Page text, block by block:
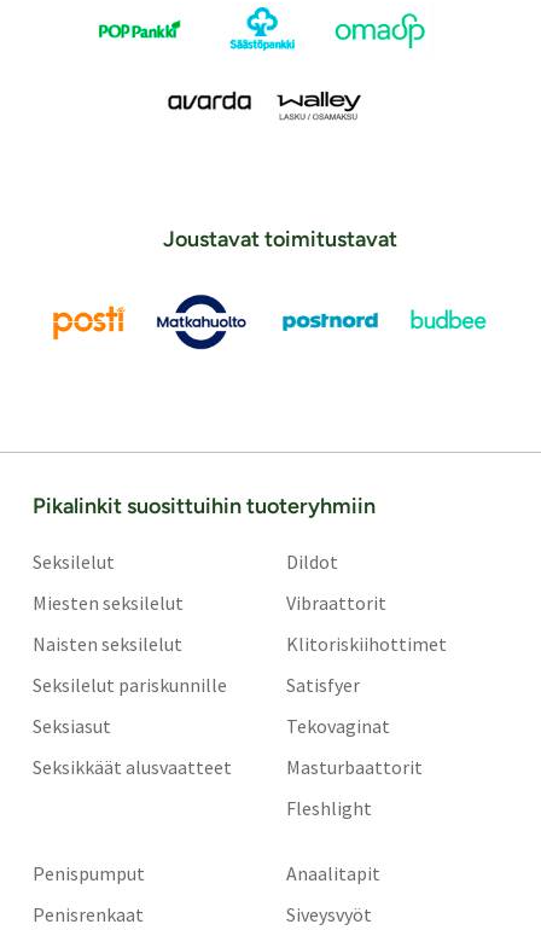
Joustavat toimitustavat
Pikalinkit suosittuihin tuoteryhmiin
Seksilelut
Miesten seksilelut
Naisten seksilelut
Seksilelut pariskunnille
Seksiasut
Seksikkäät alusvaatteet
Dildot
Vibraattorit
Klitoriskiihottimet
Satisfyer
Tekovaginat
Masturbaattorit
Fleshlight
Penispumput
Penisrenkaat
Anaalitapit
Siveysvyöt